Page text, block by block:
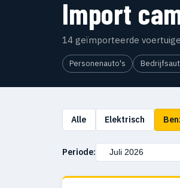
Import
14 geïmporteerde
Personenauto's
Alle Elektrisch
Periode: